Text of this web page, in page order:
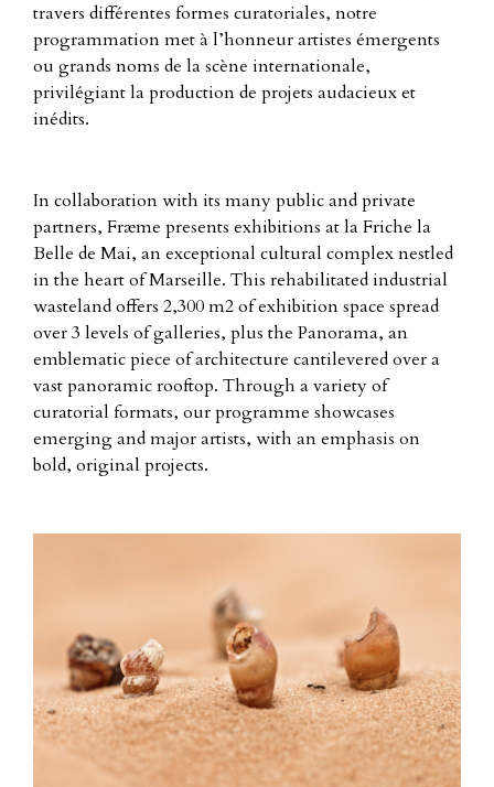
travers différentes formes curatoriales, notre
programmation met à l’honneur artistes émergents
ou grands noms de la scène internationale,
privilégiant la production de projets audacieux et
inédits.
In collaboration with its many public and private
partners, Fræme presents exhibitions at la Friche la
Belle de Mai, an exceptional cultural complex nestled
in the heart of Marseille. This rehabilitated industrial
wasteland offers 2,300 m2 of exhibition space spread
over 3 levels of galleries, plus the Panorama, an
emblematic piece of architecture cantilevered over a
vast panoramic rooftop. Through a variety of
curatorial formats, our programme showcases
emerging and major artists, with an emphasis on
bold, original projects.